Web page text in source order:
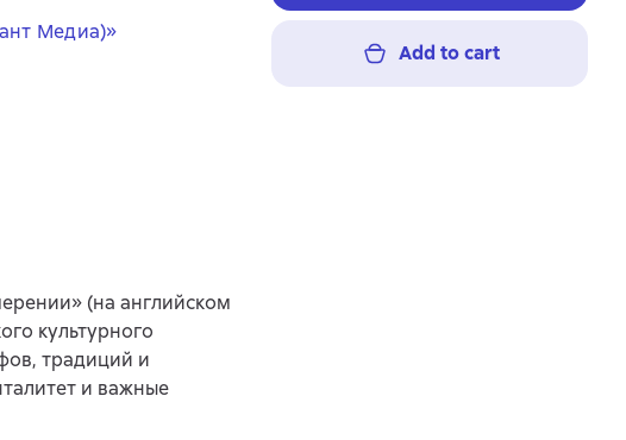
Медиа)»
Add to cart
(на английском
культурного
традиций и
и важные